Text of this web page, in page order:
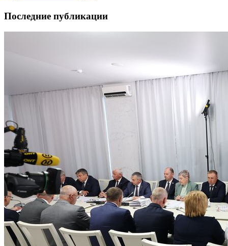
Последние публикации